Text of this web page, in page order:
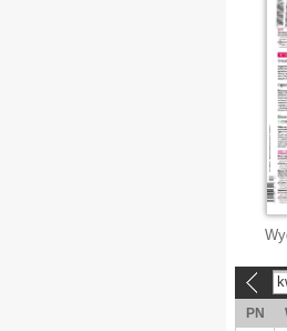
PN